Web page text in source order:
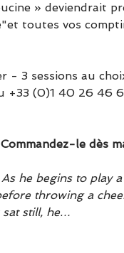
» deviendrait
toutes vos
3 sessions au
+33 (0)1 40 26 46
le dès
he begins to play
throwing a
sat still, he…